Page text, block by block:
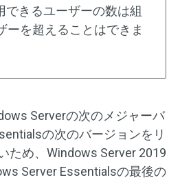
できるユーザーの数は組
ーを超えることはできま
Serverの次のメジャーバ
の次のバージョンをリ
ため、Windows Server 2019
Server Essentialsの最後の